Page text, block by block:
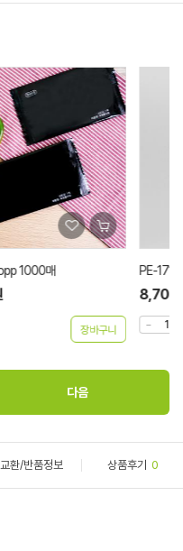
1716무지봉투 100장/500장
원
교환/반품정보 상품후기 0